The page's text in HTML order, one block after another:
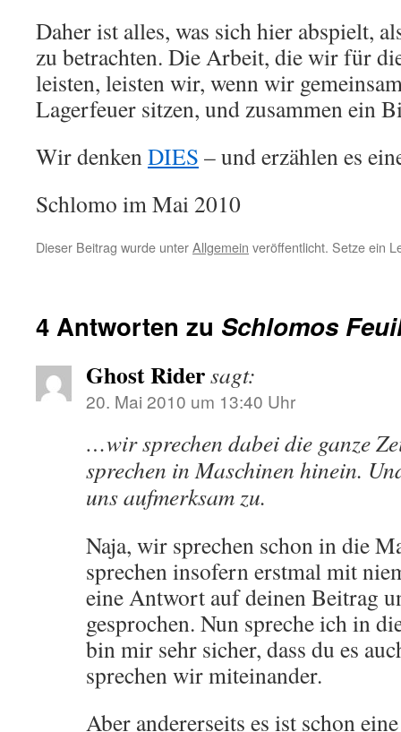
Daher ist alles, was sich hier abspielt,
zu betrachten. Die Arbeit, die wir für
leisten, leisten wir, wenn wir
Lagerfeuer sitzen, und zusammen ein
Wir denkenDIES – und erzählen es
Schlomo im Mai 2010
Dieser Beitrag wurde unterAllgemein veröffentlicht. Setze ein
4 Antworten zu Schlomos
Ghost Ridersagt:
20. Mai 2010 um 13:40 Uhr
…wir sprechen dabei die ganze
sprechen in Maschinen hinein.
uns aufmerksam zu.
Naja, wir sprechen schon in die
sprechen insofern erstmal mit
eine Antwort auf deinen Beitrag
gesprochen. Nun spreche ich in
bin mir sehr sicher, dass du es
sprechen wir miteinander.
Aber andererseits es ist schon